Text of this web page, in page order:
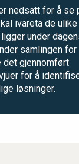
nedsatt for å se
ivareta de ulike
under
samlingen for
gjennomført
for å
løsninger.